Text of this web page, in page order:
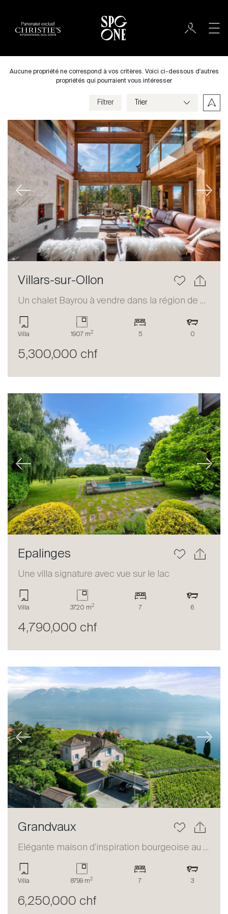
Partenariat exclusif
Villa
Chambres
Critères
Enregistrer mes critères
Aucune propriété ne correspond à vos critères. Voici ci-dessous d'autres
propriétés qui pourraient vous intéresser
Filtrer
Previous Next
Villars-sur-Ollon
Un chalet Bayrou à vendre dans la région de Villars-sur-Ollon
Villa 1907 m2 5 0
5,300,000 chf
Previous Next
Epalinges
Une villa signature avec vue sur le lac
Villa 3720 m2 7 6
4,790,000 chf
Previous Next
Grandvaux
Elégante maison d'inspiration bourgeoise au coeur du Lavaux
Villa 8799 m2 7 3
6,250,000 chf